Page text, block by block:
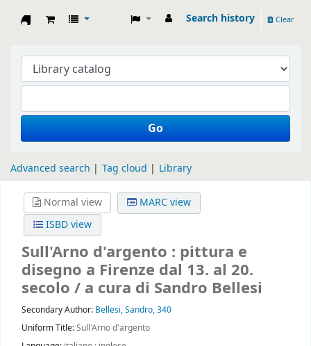
Search history Clear
Go
Advanced search Tag cloud Library
Normal view
MARC view
ISBD view
Sull'Arno d'argento : pittura e
disegno a Firenze dal 13. al 20.
secolo / a cura di Sandro Bellesi
Secondary Author: Bellesi, Sandro, 340
Uniform Title:Sull'Arno d'argento